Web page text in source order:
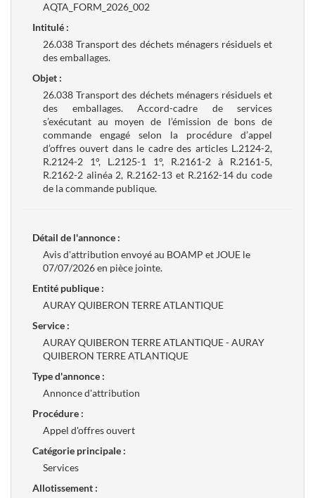
AQTA_FORM_2026_002
Intitulé :
26.038 Transport des déchets ménagers résiduels et
des emballages.
Objet :
26.038 Transport des déchets ménagers résiduels et
des emballages. Accord-cadre de services
s’exécutant au moyen de l’émission de bons de
commande engagé selon la procédure d’appel
d’offres ouvert dans le cadre des articles L.2124-2,
R.2124-2 1°, L.2125-1 1°, R.2161-2 à R.2161-5,
R.2162-2 alinéa 2, R.2162-13 et R.2162-14 du code
de la commande publique.
Détail de l'annonce :
Avis d'attribution envoyé au BOAMP et JOUE le
07/07/2026 en pièce jointe.
Entité publique :
AURAY QUIBERON TERRE ATLANTIQUE
Service :
AURAY QUIBERON TERRE ATLANTIQUE - AURAY
QUIBERON TERRE ATLANTIQUE
Type d'annonce :
Annonce d'attribution
Procédure :
Appel d'offres ouvert
Catégorie principale :
Services
Allotissement :